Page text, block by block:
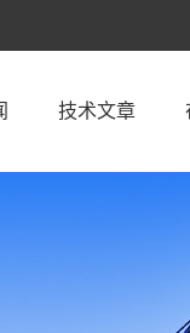
技术文章